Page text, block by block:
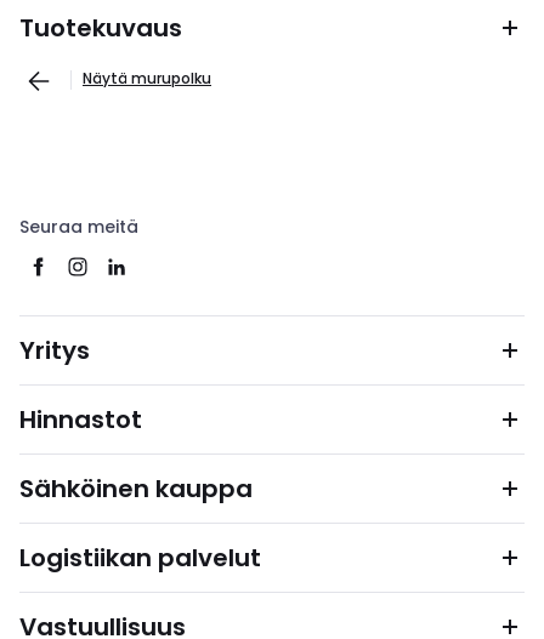
Tuotekuvaus
Näytä murupolku
Seuraa meitä
Yritys
Hinnastot
Sähköinen kauppa
Logistiikan palvelut
Vastuullisuus